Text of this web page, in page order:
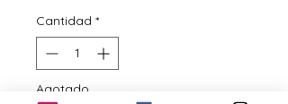
Cantidad *
Agotado